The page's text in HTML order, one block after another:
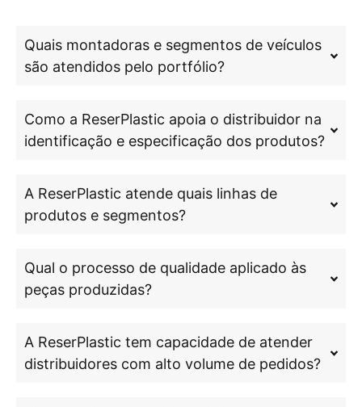
Quais montadoras e segmentos de veículos
são atendidos pelo portfólio?
Como a ReserPlastic apoia o distribuidor na
identificação e especificação dos produtos?
A ReserPlastic atende quais linhas de
produtos e segmentos?
Qual o processo de qualidade aplicado às
peças produzidas?
A ReserPlastic tem capacidade de atender
distribuidores com alto volume de pedidos?